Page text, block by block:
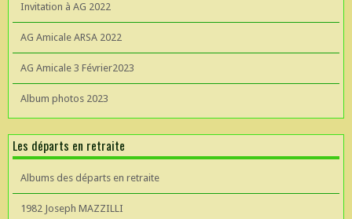
Invitation à AG 2022
AG Amicale ARSA 2022
AG Amicale 3 Février2023
Album photos 2023
Les départs en retraite
Albums des départs en retraite
1982 Joseph MAZZILLI